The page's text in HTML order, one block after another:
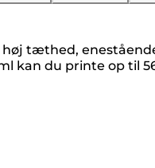
tæthed,
du printe op til